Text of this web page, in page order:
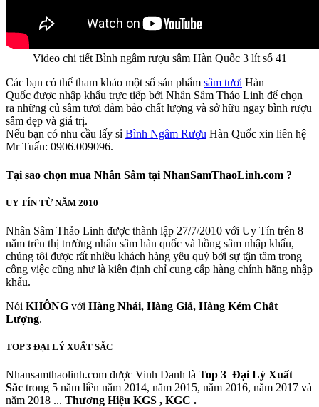
Video chi tiết Bình ngâm rượu sâm Hàn Quốc 3 lít số 41
Các bạn có thể tham khảo một số sản phẩm sâm tươi Hàn
Quốc được nhập khẩu trực tiếp bởi Nhân Sâm Thảo Linh để chọn
ra những củ sâm tươi đảm bảo chất lượng và sở hữu ngay bình rượu
sâm đẹp và giá trị.
Nếu bạn có nhu cầu lấy sỉ Bình Ngâm Rượu Hàn Quốc xin liên hệ
Mr Tuấn: 0906.009096.
Tại sao chọn mua Nhân Sâm tại NhanSamThaoLinh.com ?
UY TÍN TỪ NĂM 2010
Nhân Sâm Thảo Linh được thành lập 27/7/2010 với Uy Tín trên 8
năm trên thị trường nhân sâm hàn quốc và hồng sâm nhập khẩu,
chúng tôi được rất nhiều khách hàng yêu quý bởi sự tận tâm trong
công việc cũng như là kiên định chỉ cung cấp hàng chính hãng nhập
khẩu.
Nói KHÔNG với Hàng Nhái, Hàng Giả, Hàng Kém Chất
Lượng.
TOP 3 ĐẠI LÝ XUẤT SẮC
Nhansamthaolinh.com được Vinh Danh là Top 3 Đại Lý Xuất
Sắc trong 5 năm liền năm 2014, năm 2015, năm 2016, năm 2017 và
năm 2018 ... Thương Hiệu KGS , KGC .